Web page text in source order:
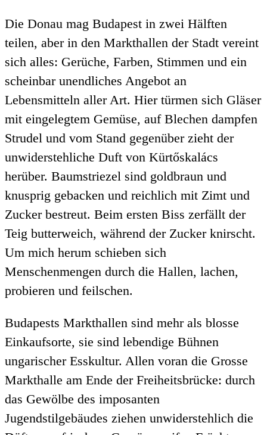
Die Donau mag Budapest in zwei Hälften
teilen, aber in den Markthallen der Stadt vereint
sich alles: Gerüche, Farben, Stimmen und ein
scheinbar unendliches Angebot an
Lebensmitteln aller Art. Hier türmen sich Gläser
mit eingelegtem Gemüse, auf Blechen dampfen
Strudel und vom Stand gegenüber zieht der
unwiderstehliche Duft von Kürtőskalács
herüber. Baumstriezel sind goldbraun und
knusprig gebacken und reichlich mit Zimt und
Zucker bestreut. Beim ersten Biss zerfällt der
Teig butterweich, während der Zucker knirscht.
Um mich herum schieben sich
Menschenmengen durch die Hallen, lachen,
probieren und feilschen.
Budapests Markthallen sind mehr als blosse
Einkaufsorte, sie sind lebendige Bühnen
ungarischer Esskultur. Allen voran die Grosse
Markthalle am Ende der Freiheitsbrücke: durch
das Gewölbe des imposanten
Jugendstilgebäudes ziehen unwiderstehlich die